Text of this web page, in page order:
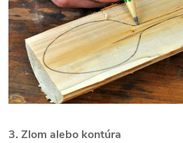
3. Zlom alebo kontúra